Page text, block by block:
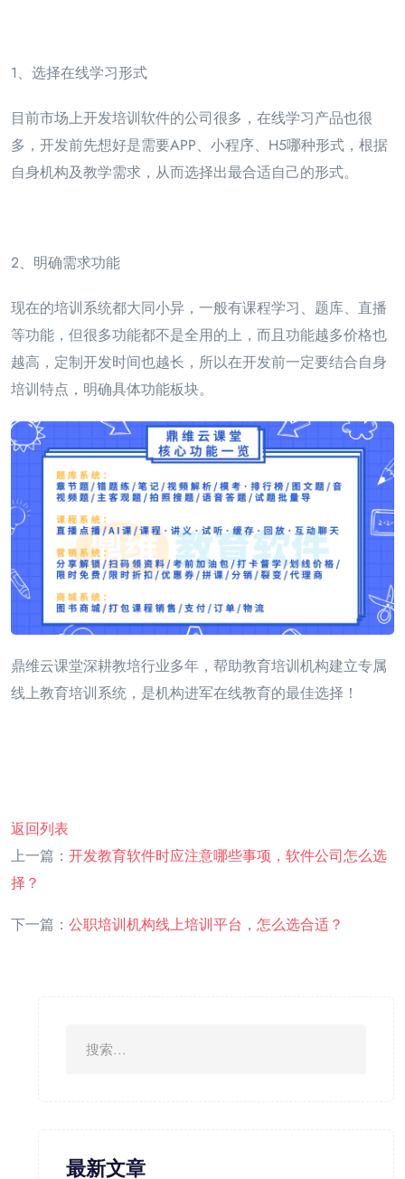
1、选择在线学习形式
目前市场上开发培训软件的公司很多，在线学习产品也很
多，开发前先想好是需要APP、小程序、H5哪种形式，根据
自身机构及教学需求，从而选择出最合适自己的形式。
2、明确需求功能
现在的培训系统都大同小异，一般有课程学习、题库、直播
等功能，但很多功能都不是全用的上，而且功能越多价格也
越高，定制开发时间也越长，所以在开发前一定要结合自身
培训特点，明确具体功能板块。
鼎维云课堂深耕教培行业多年， 帮助教育培训机构建立专属
线上教育培训系统，是机构进军在线教育的最佳选择！
返回列表
上一篇： 开发教育软件时应注意哪些事项，软件公司怎么选
择？
下一篇： 公职培训机构线上培训平台，怎么选合适？
最新文章